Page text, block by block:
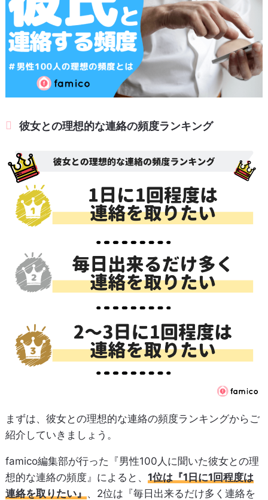
彼女との理想的な連絡の頻度ランキング
まずは、彼女との理想的な連絡の頻度ランキングからご
紹介していきましょう。
famico編集部が行った『男性100人に聞いた彼女との理
想的な連絡の頻度』によると、 1位は『1日に1回程度は
連絡を取りたい』 、2位は『毎日出来るだけ多く連絡を